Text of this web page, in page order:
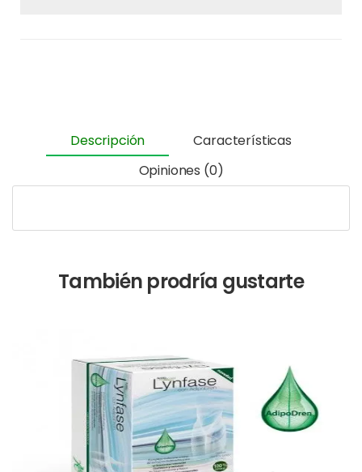
Descripción
Características
Opiniones (0)
También prodría gustarte